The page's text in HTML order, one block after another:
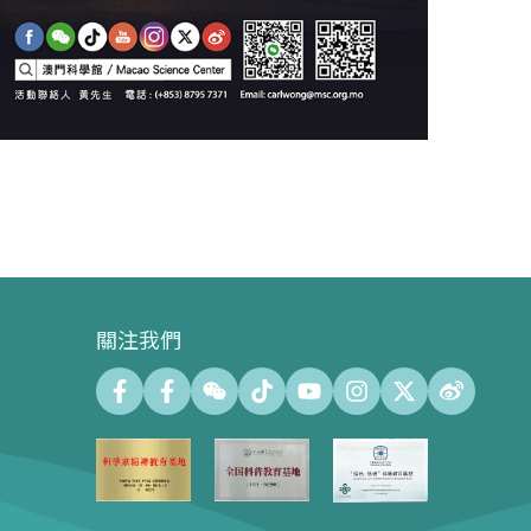
會議中心
會議廳 (最大容納500人)
會議室 (最大容納140人)
關注我們